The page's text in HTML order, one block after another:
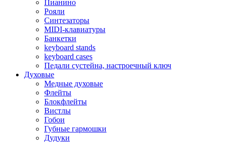
Пианино
Рояли
Синтезаторы
MIDI-клавиатуры
Банкетки
keyboard stands
keyboard cases
Педали сустейна, настроечный ключ
Духовые
Медные духовые
Флейты
Блокфлейты
Вистлы
Гобои
Губные гармошки
Дудуки